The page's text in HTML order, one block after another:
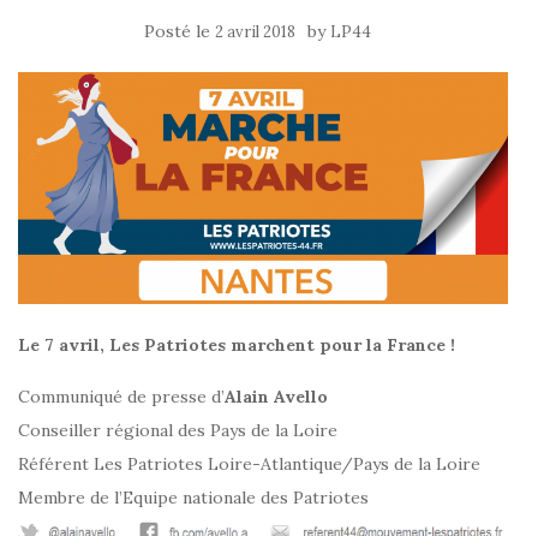
Posté le 2 avril 2018 by LP44
Le 7 avril, Les Patriotes marchent pour la France !
Communiqué de presse d’Alain Avello
Conseiller régional des Pays de la Loire
Référent Les Patriotes Loire-Atlantique/Pays de la Loire
Membre de l’Equipe nationale des Patriotes